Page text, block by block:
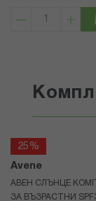
25%
Avene
АВЕН СЛЪНЦЕ
ЗА ВЪЗРАСТНИ